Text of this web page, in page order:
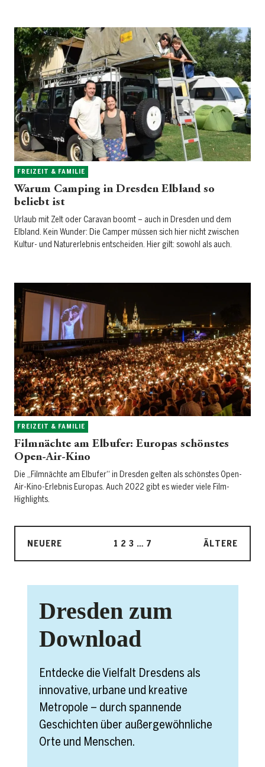
FREIZEIT & FAMILIE
Warum Camping in Dresden Elbland so
beliebt ist
Urlaub mit Zelt oder Caravan boomt – auch in Dresden und dem
Elbland. Kein Wunder: Die Camper müssen sich hier nicht zwischen
Kultur- und Naturerlebnis entscheiden. Hier gilt: sowohl als auch.
FREIZEIT & FAMILIE
Filmnächte am Elbufer: Europas schönstes
Open-Air-Kino
Die „Filmnächte am Elbufer“ in Dresden gelten als schönstes Open-
Air-Kino-Erlebnis Europas. Auch 2022 gibt es wieder viele Film-
Highlights.
NEUERE 1 2 3 … 7 ÄLTERE
Dresden zum
Download
Entdecke die Vielfalt Dresdens als
innovative, urbane und kreative
Metropole – durch spannende
Geschichten über außergewöhnliche
Orte und Menschen.